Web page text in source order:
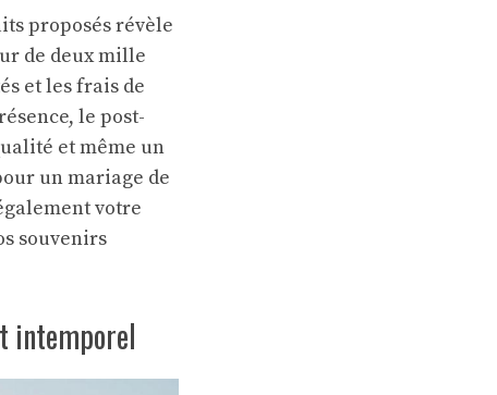
proposés révèle
de deux mille
et les frais de
le post-
et même un
un mariage de
votre
souvenirs
intemporel